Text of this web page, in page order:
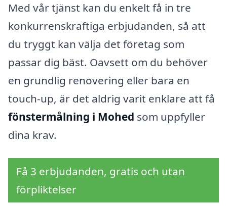
Med vår tjänst kan du enkelt få in tre
konkurrenskraftiga erbjudanden, så att
du tryggt kan välja det företag som
passar dig bäst. Oavsett om du behöver
en grundlig renovering eller bara en
touch-up, är det aldrig varit enklare att få
fönstermålning i Mohed som uppfyller
dina krav.
Få 3 erbjudanden, gratis och utan
förpliktelser